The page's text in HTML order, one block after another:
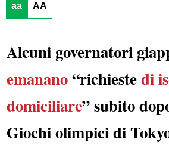
aa AA
Alcuni governatori
emanano“richiestedi
domiciliare” subito
Giochi olimpici di